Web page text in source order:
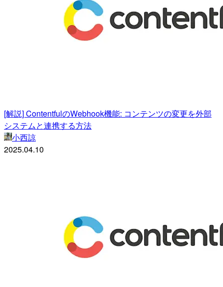
[解説] ContentfulのWebhook機能: コンテンツの変更を外部
システムと連携する方法
小西諒
2025.04.10